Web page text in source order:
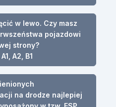
w lewo. Czy masz
pojazdowi
strony?
A2, B1
na drodze najlepiej